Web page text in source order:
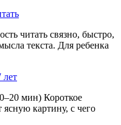
читать связно, быстро,
текста. Для ребенка
лет
мин) Короткое
ясную картину, с чего